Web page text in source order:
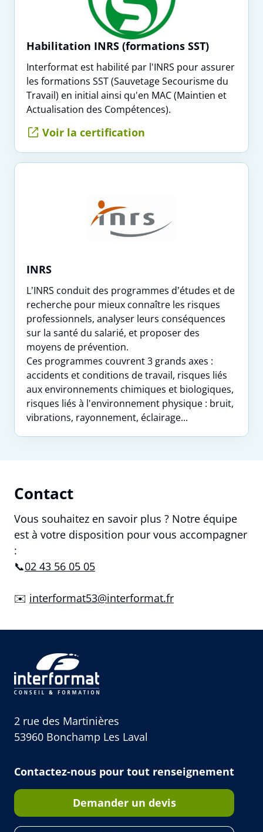
Habilitation INRS (formations SST)
Interformat est habilité par l'INRS pour assurer
les formations SST (Sauvetage Secourisme du
Travail) en initial ainsi qu'en MAC (Maintien et
Actualisation des Compétences).
Voir la certification
INRS
L’INRS conduit des programmes d’études et de
recherche pour mieux connaître les risques
professionnels, analyser leurs conséquences
sur la santé du salarié, et proposer des
moyens de prévention.
Ces programmes couvrent 3 grands axes :
accidents et conditions de travail, risques liés
aux environnements chimiques et biologiques,
risques liés à l'environnement physique : bruit,
vibrations, rayonnement, éclairage...
Contact
Vous souhaitez en savoir plus ? Notre équipe
est à votre disposition pour vous accompagner
:
📞02 43 56 05 05
✉️ interformat53@interformat.fr
2 rue des Martinières
53960 Bonchamp Les Laval
Contactez-nous pour tout renseignement
Demander un devis